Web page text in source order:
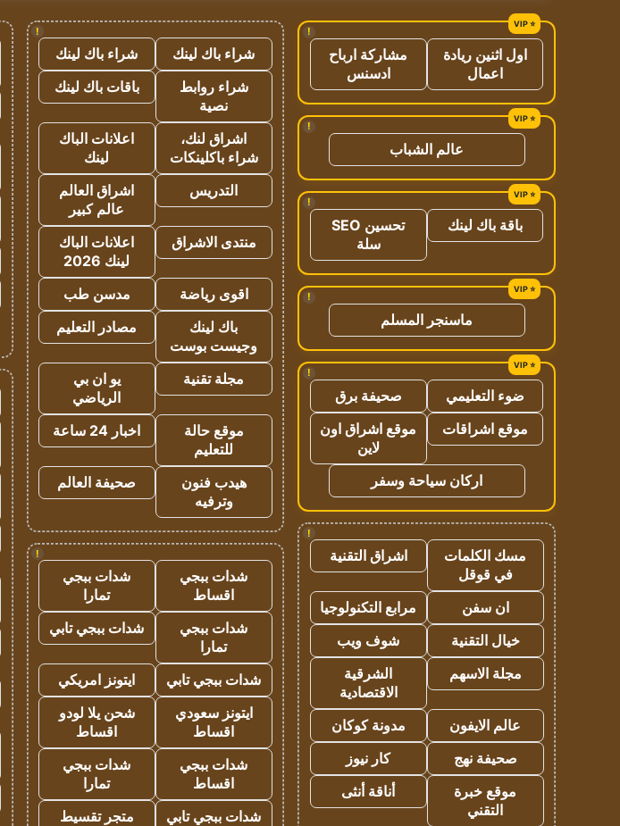
!
اول اثنين ريادة
اعمال
مشاركة ارباح
ادسنس
!
عالم الشباب
!
باقة باك لينك
تحسين SEO
سلة
!
ماسنجر المسلم
!
ضوء التعليمي
صحيفة برق
موقع اشراقات
موقع اشراق اون
لاين
اركان سياحة وسفر
!
مسك الكلمات
في قوقل
اشراق التقنية
ان سفن
مرابع التكنولوجيا
خيال التقنية
شوف ويب
مجلة الاسهم
الشرقية
الاقتصادية
عالم الايفون
مدونة كوكان
صحيفة نهج
كار نيوز
موقع خبرة
التقني
أناقة أنثى
!
شراء باك لينك
شراء باك لينك
شراء روابط
نصية
باقات باك لينك
اشراق لنك،
شراء باكلينكات
اعلانات الباك
لينك
التدريس
اشراق العالم
عالم كبير
منتدى الاشراق
اعلانات الباك
لينك 2026
اقوى رياضة
مدسن طب
باك لينك
وجيست بوست
مصادر التعليم
مجلة تقنية
يو ان بي
الرياضي
موقع حالة
للتعليم
اخبار 24 ساعة
هيدب فنون
وترفيه
صحيفة العالم
!
شدات ببجي
اقساط
شدات ببجي
تمارا
شدات ببجي
تمارا
شدات ببجي تابي
شدات ببجي تابي
ايتونز امريكي
ايتونز سعودي
اقساط
شحن يلا لودو
اقساط
شدات ببجي
اقساط
شدات ببجي
تمارا
شدات ببجي تابي
متجر تقسيط